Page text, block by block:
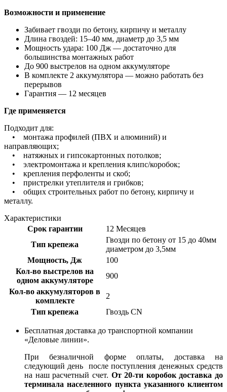
Возможности и применение
Забивает гвозди по бетону, кирпичу и металлу
Длина гвоздей: 15–40 мм, диаметр до 3,5 мм
Мощность удара: 100 Дж — достаточно для
большинства монтажных работ
До 900 выстрелов на одном аккумуляторе
В комплекте 2 аккумулятора — можно работать без
перерывов
Гарантия — 12 месяцев
Где применяется
Подходит для:
• монтажа профилей (ПВХ и алюминий) и
направляющих;
• натяжных и гипсокартонных потолков;
• электромонтажа и крепления клипс/коробок;
• крепления перфоленты и скоб;
• пристрелки утеплителя и грибков;
• общих строительных работ по бетону, кирпичу и
металлу.
Характеристики
Срок гарантии
12 Месяцев
Тип крепежа
Гвозди по бетону от 15 до 40мм
диаметром до 3,5мм
Мощность, Дж
100
Кол-во выстрелов на
одном аккумуляторе
900
Кол-во аккумуляторов в
комплекте
2
Тип крепежа
Гвоздь CN
Бесплатная доставка до транспортной компании
«Деловые линии».
При безналичной форме оплаты, доставка на
следующий день после поступления денежных средств
на наш расчетный счет. От 20-ти коробок доставка до
терминала населенного пункта указанного клиентом